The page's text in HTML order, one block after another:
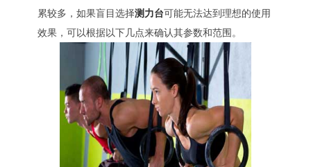
累较多，如果盲目选择测力台可能无法达到理想的使用
效果，可以根据以下几点来确认其参数和范围。